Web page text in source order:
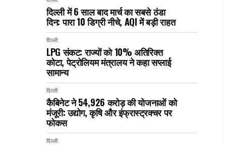
दिल्ली में 6 साल बाद मार्च का सबसे ठंडा
दिन: पारा 10 डिग्री नीचे, AQI में बड़ी राहत
दिल्ली
LPG संकट: राज्यों को 10% अतिरिक्त
कोटा, पेट्रोलियम मंत्रालय ने कहा सप्लाई
सामान्य
दिल्ली
कैबिनेट ने ₹54,926 करोड़ की योजनाओं को
मंजूरी: उद्योग, कृषि और इंफ्रास्ट्रक्चर पर
फोकस
दिल्ली